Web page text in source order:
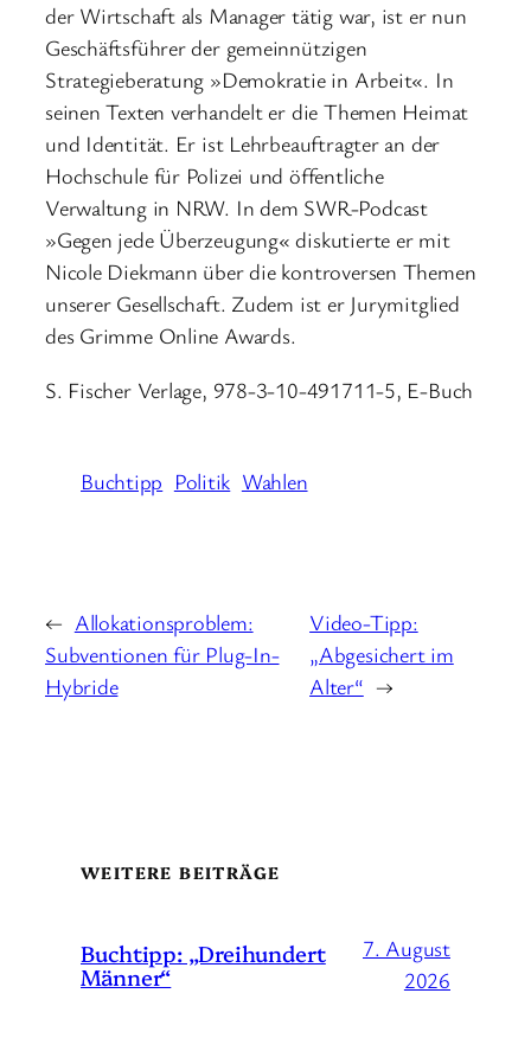
der Wirtschaft als Manager tätig war, ist er nun
Geschäftsführer der gemeinnützigen
Strategieberatung »Demokratie in Arbeit«. In
seinen Texten verhandelt er die Themen Heimat
und Identität. Er ist Lehrbeauftragter an der
Hochschule für Polizei und öffentliche
Verwaltung in NRW. In dem SWR-Podcast
»Gegen jede Überzeugung« diskutierte er mit
Nicole Diekmann über die kontroversen Themen
unserer Gesellschaft. Zudem ist er Jurymitglied
des Grimme Online Awards.
S. Fischer Verlage, 978-3-10-491711-5, E-Buch
Buchtipp Politik Wahlen
← Allokationsproblem:
Subventionen für Plug-In-
Hybride
Video-Tipp:
„Abgesichert im
Alter“ →
WEITERE BEITRÄGE
Buchtipp: „Dreihundert
Männer“
7. August
2026